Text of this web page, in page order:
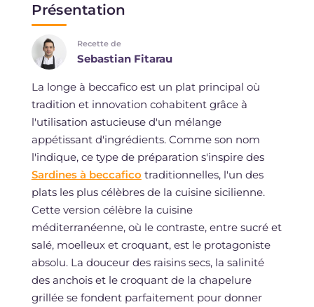
Présentation
Recette de
Sebastian Fitarau
La longe à beccafico est un plat principal où
tradition et innovation cohabitent grâce à
l'utilisation astucieuse d'un mélange
appétissant d'ingrédients. Comme son nom
l'indique, ce type de préparation s'inspire des
Sardines à beccafico traditionnelles, l'un des
plats les plus célèbres de la cuisine sicilienne.
Cette version célèbre la cuisine
méditerranéenne, où le contraste, entre sucré et
salé, moelleux et croquant, est le protagoniste
absolu. La douceur des raisins secs, la salinité
des anchois et le croquant de la chapelure
grillée se fondent parfaitement pour donner